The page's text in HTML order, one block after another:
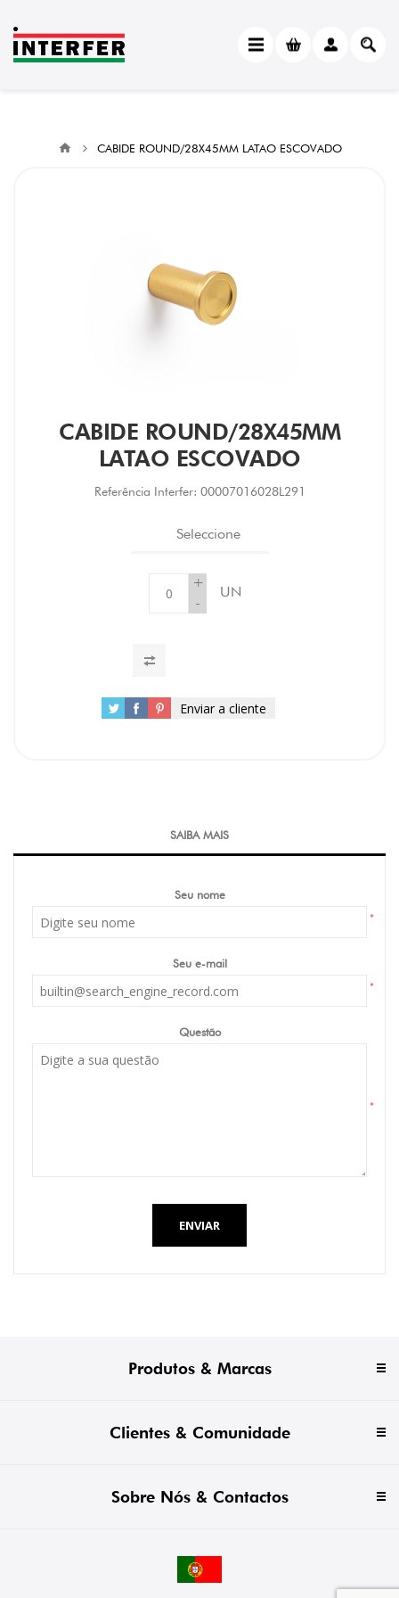
CABIDE ROUND/28X45MM LATAO ESCOVADO
CABIDE ROUND/28X45MM
LATAO ESCOVADO
Referência Interfer: 00007016028L291
Seleccione
+
-
UN
Enviar a cliente
SAIBA MAIS
Seu nome
*
Seu e-mail
*
Questão
*
ENVIAR
Produtos & Marcas
Clientes & Comunidade
Sobre Nós & Contactos